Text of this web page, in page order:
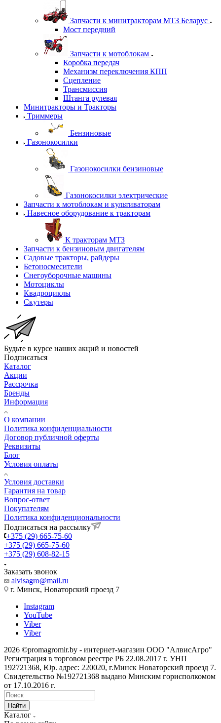
Запчасти к минитракторам МТЗ Беларус
Мост передний
Запчасти к мотоблокам
Коробка передач
Механизм переключения КПП
Сцепление
Трансмиссия
Штанга рулевая
Минитракторы и Тракторы
Триммеры
Бензиновые
Газонокосилки
Газонокосилки бензиновые
Газонокосилки электрические
Запчасти к мотоблокам и культиваторам
Навесное оборудование к тракторам
К тракторам МТЗ
Запчасти к бензиновым двигателям
Садовые тракторы, райдеры
Бетоносмесители
Снегоуборочные машины
Мотоциклы
Квадроциклы
Скутеры
Будьте в курсе наших акций и новостей
Подписаться
Каталог
Акции
Рассрочка
Бренды
Информация
О компании
Политика конфиденциальности
Договор публичной оферты
Реквизиты
Блог
Условия оплаты
Условия доставки
Гарантия на товар
Вопрос-ответ
Покупателям
Политика конфиденциональности
Подписаться на рассылку
+375 (29) 665-75-60
+375 (29) 665-75-60
+375 (29) 608-82-15
Заказать звонок
alvisagro@mail.ru
г. Минск, Новаторский проезд 7
Instagram
YouTube
Viber
Viber
2026 ©promagromir.by - интернет-магазин ООО "АлвисАгро"
Регистрация в торговом реестре РБ 22.08.2017 г. УНП
192721368, Юр. адрес: 220020, г.Минск Новаторский проезд 7.
Свидетельство №192721368 выдано Минским горисполкомом
от 17.10.2016 г.
Найти
Каталог